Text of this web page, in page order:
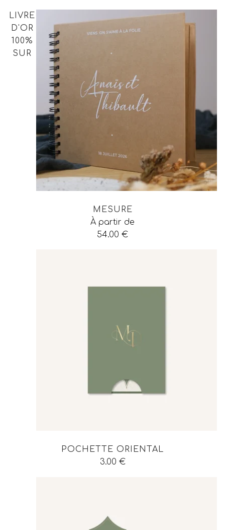
LIVRE
D'OR
100%
SUR
MESURE
À partir de
54.00 €
POCHETTE ORIENTAL
3.00 €